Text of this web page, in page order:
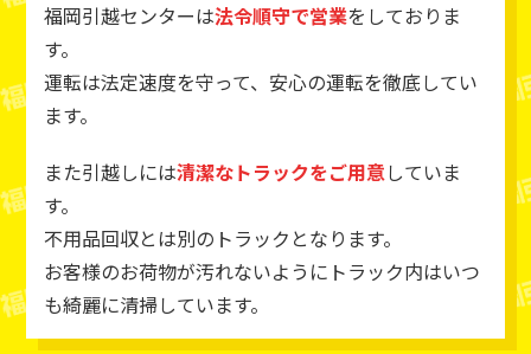
福岡引越センターは法令順守で営業をしておりま
す。
運転は法定速度を守って、安心の運転を徹底してい
ます。
また引越しには清潔なトラックをご用意していま
す。
不用品回収とは別のトラックとなります。
お客様のお荷物が汚れないようにトラック内はいつ
も綺麗に清掃しています。